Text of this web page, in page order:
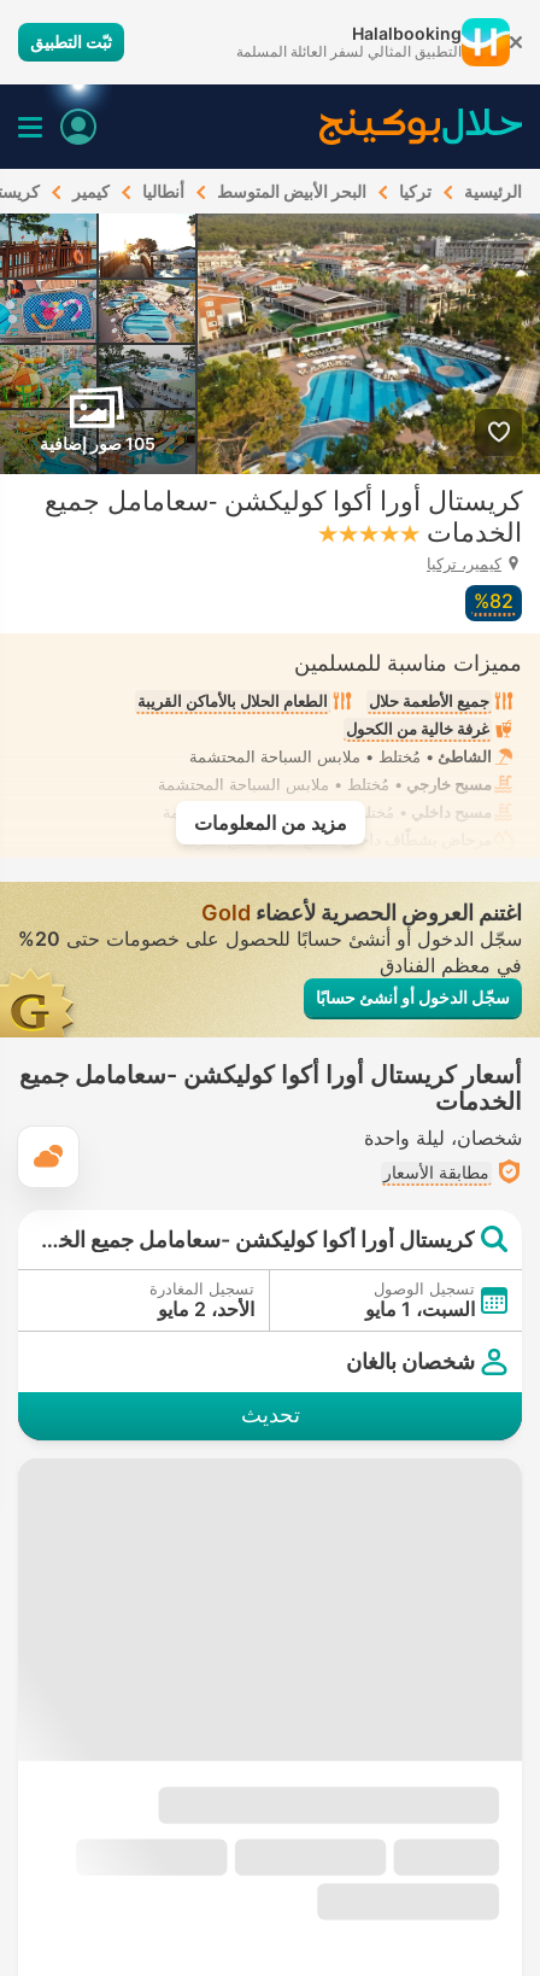
Halalbooking
التطبيق المثالي لسفر العائلة المسلمة ثبّت التطبيق
الرئيسية تركيا البحر الأبيض المتوسط أنطاليا كيمير
105 صور إضافية
كريستال أورا أكوا كوليكشن -سعامامل جميع
الخدمات
كيمير، تركيا
82‏%
مميزات مناسبة للمسلمين
جميع الأطعمة حلال
الطعام الحلال بالأماكن القريبة
غرفة خالية من الكحول
الشاطئ • مُختلط • ملابس السباحة المحتشمة
مسبح خارجي • مُختلط • ملابس السباحة المحتشمة
مسبح داخلي • مُختلط • ملابس السباحة المحتشمة
مرحاض بشطّاف داخلي مدمج
• في جميع الغرف
مزيد من المعلومات
اغتنم العروض الحصرية لأعضاء Gold
سجّل الدخول أو أنشئ حسابًا للحصول على خصومات حتى20%
في معظم الفنادق
سجّل الدخول أو أنشئ حسابًا
أسعار كريستال أورا أكوا كوليكشن -سعامامل جميع
الخدمات
شخصان ليلة واحدة
مطابقة الأسعار
كريستال أورا أكوا كوليكشن -سعامامل جميع الخدمات
تسجيل الوصول
السبت، 1 مايو
تسجيل المغادرة
الأحد، 2 مايو
شخصان بالغان
تحديث